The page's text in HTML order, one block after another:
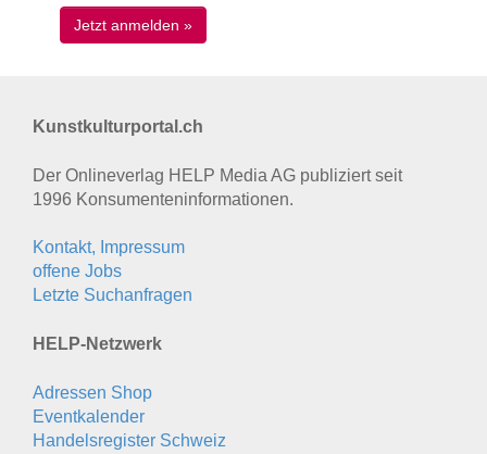
Kunstkulturportal.ch
Der Onlineverlag HELP Media AG publiziert seit
1996 Konsumenten­informationen.
Kontakt, Impressum
offene Jobs
Letzte Suchanfragen
HELP-Netzwerk
Adressen Shop
Eventkalender
Handelsregister Schweiz